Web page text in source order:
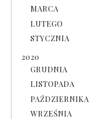
MARCA
LUTEGO
STYCZNIA
2020
GRUDNIA
LISTOPADA
PAŹDZIERNIKA
WRZEŚNIA